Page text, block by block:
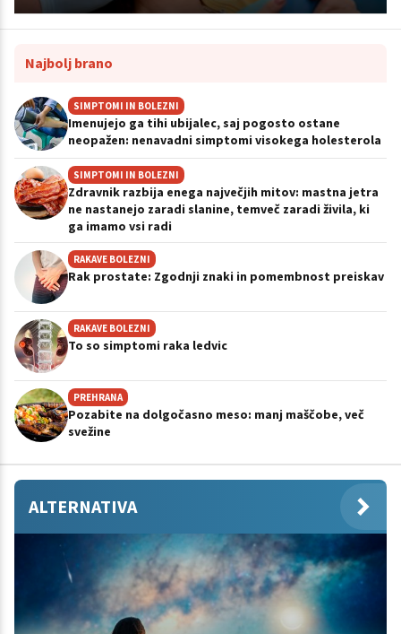
Najbolj brano
SIMPTOMI IN BOLEZNI
Imenujejo ga tihi ubijalec, saj pogosto ostane
neopažen: nenavadni simptomi visokega holesterola
SIMPTOMI IN BOLEZNI
Zdravnik razbija enega največjih mitov: mastna jetra
ne nastanejo zaradi slanine, temveč zaradi živila, ki
ga imamo vsi radi
RAKAVE BOLEZNI
Rak prostate: Zgodnji znaki in pomembnost preiskav
RAKAVE BOLEZNI
To so simptomi raka ledvic
PREHRANA
Pozabite na dolgočasno meso: manj maščobe, več
svežine
ALTERNATIVA